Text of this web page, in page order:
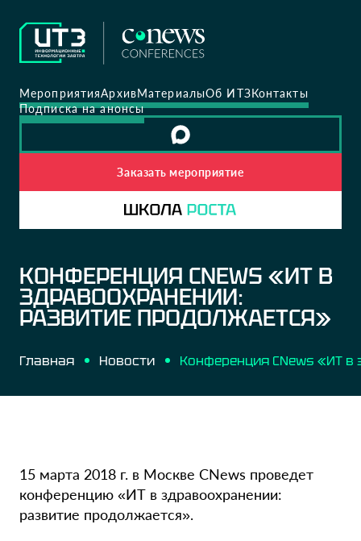
МероприятияАрхивМатериалыОб ИТЗКонтакты
Подписка на анонсы
Заказать мероприятие
КОНФЕРЕНЦИЯ CNEWS «ИТ В
ЗДРАВООХРАНЕНИИ:
РАЗВИТИЕ ПРОДОЛЖАЕТСЯ»
Главная Новости
15 марта 2018 г. в Москве CNews проведет
конференцию «ИТ в здравоохранении:
развитие продолжается».